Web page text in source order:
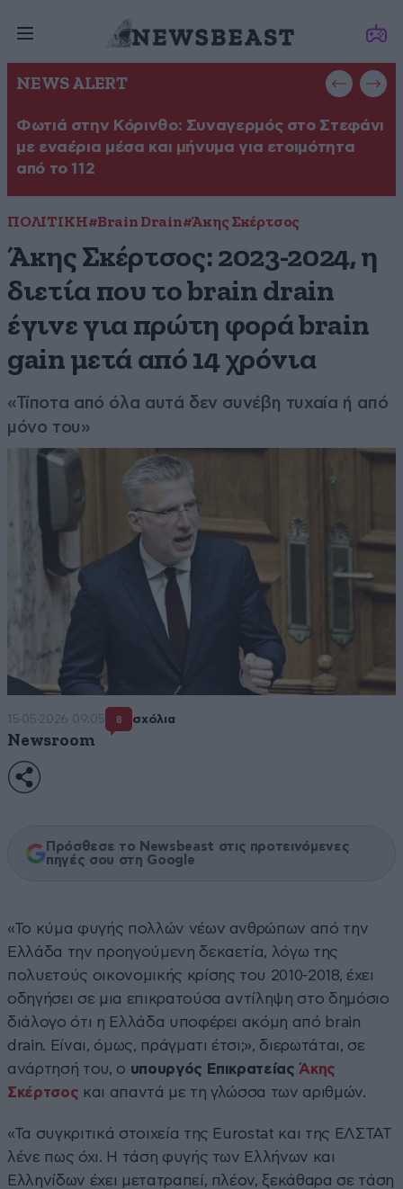
NEWS ALERT
Φωτιά στην Κόρινθο: Συναγερμός στο Στεφάνι
με εναέρια μέσα και μήνυμα για ετοιμότητα
από το 112
ΠΟΛΙΤΙΚΗ#Brain Drain#Άκης Σκέρτσος
Άκης Σκέρτσος: 2023-2024, η
διετία που το brain drain
έγινε για πρώτη φορά brain
gain μετά από 14 χρόνια
«Τίποτα από όλα αυτά δεν συνέβη τυχαία ή από
μόνο του»
15·05·2026 09:05 8 σχόλια
Newsroom
Πρόσθεσε το Newsbeast στις προτεινόμενες
πηγές σου στη Google
«Το κύμα φυγής πολλών νέων ανθρώπων από την
Ελλάδα την προηγούμενη δεκαετία, λόγω της
πολυετούς οικονομικής κρίσης του 2010-2018, έχει
οδηγήσει σε μια επικρατούσα αντίληψη στο δημόσιο
διάλογο ότι η Ελλάδα υποφέρει ακόμη από brain
drain. Είναι, όμως, πράγματι έτσι;», διερωτάται, σε
ανάρτησή του, ο υπουργός Επικρατείας Άκης
Σκέρτσος και απαντά με τη γλώσσα των αριθμών.
«Τα συγκριτικά στοιχεία της Eurostat και της ΕΛΣΤΑΤ
λένε πως όχι. Η τάση φυγής των Ελλήνων και
Ελληνίδων έχει μετατραπεί, πλέον, ξεκάθαρα σε τάση